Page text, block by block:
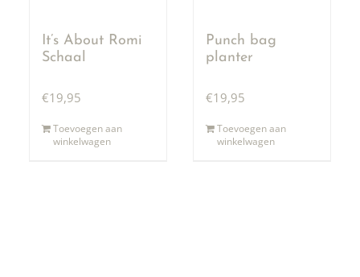
It’s About Romi
Schaal
€19,95
Toevoegen aan
winkelwagen
Punch bag
planter
€19,95
Toevoegen aan
winkelwagen